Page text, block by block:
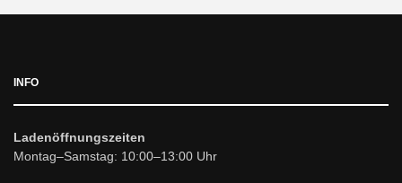
INFO
Ladenöffnungszeiten
Montag–Samstag: 10:00–13:00 Uhr